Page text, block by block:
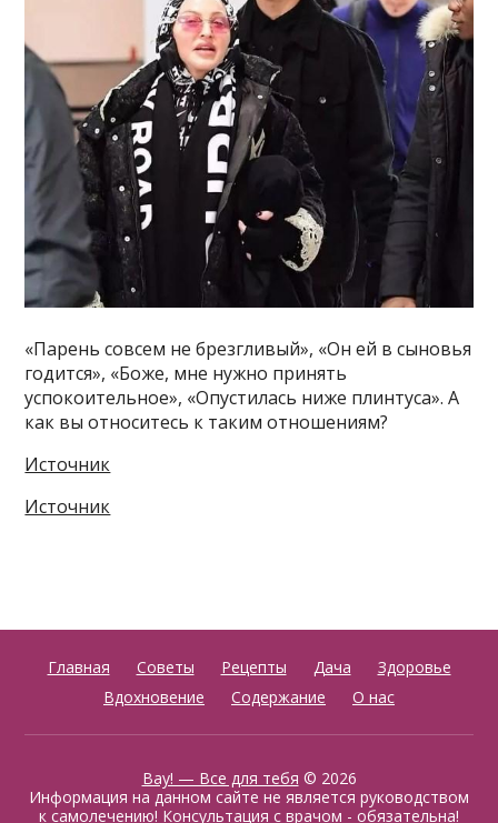
«Парень совсем не брезгливый», «Он ей в сыновья
годится», «Боже, мне нужно принять
успокоительное», «Опустилась ниже плинтуса». А
как вы относитесь к таким отношениям?
Источник
Источник
Главная Советы Рецепты Дача
Здоровье
Вдохновение
Содержание О нас
Вау! — Все для тебя © 2026
Информация на данном сайте не является руководством
к самолечению! Консультация с врачом - обязательна!